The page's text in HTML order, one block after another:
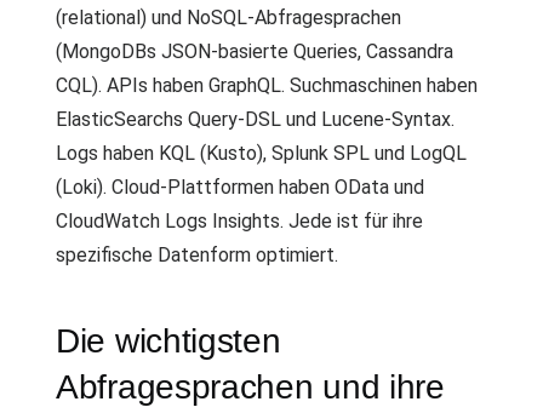
(relational) und NoSQL-Abfragesprachen
(MongoDBs JSON-basierte Queries, Cassandra
CQL). APIs haben GraphQL. Suchmaschinen haben
ElasticSearchs Query-DSL und Lucene-Syntax.
Logs haben KQL (Kusto), Splunk SPL und LogQL
(Loki). Cloud-Plattformen haben OData und
CloudWatch Logs Insights. Jede ist für ihre
spezifische Datenform optimiert.
Die wichtigsten
Abfragesprachen und ihre